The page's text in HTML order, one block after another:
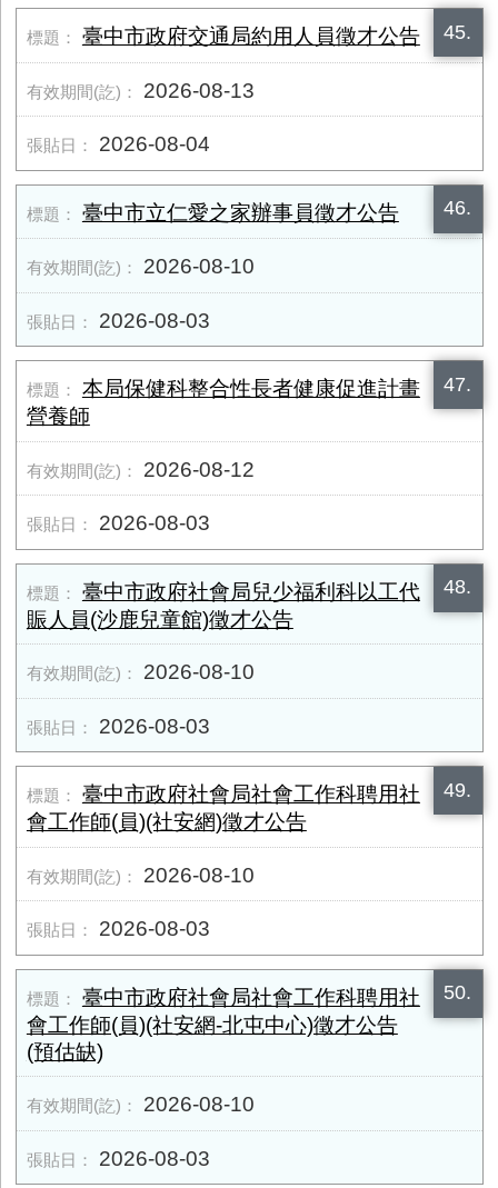
45.
臺中市政府交通局約用人員徵才公告
2026-08-13
2026-08-04
46.
臺中市立仁愛之家辦事員徵才公告
2026-08-10
2026-08-03
47.
本局保健科整合性長者健康促進計畫
營養師
2026-08-12
2026-08-03
48.
臺中市政府社會局兒少福利科以工代
賑人員(沙鹿兒童館)徵才公告
2026-08-10
2026-08-03
49.
臺中市政府社會局社會工作科聘用社
會工作師(員)(社安網)徵才公告
2026-08-10
2026-08-03
50.
臺中市政府社會局社會工作科聘用社
會工作師(員)(社安網-北屯中心)徵才公告
(預估缺)
2026-08-10
2026-08-03